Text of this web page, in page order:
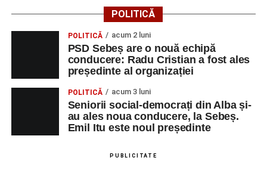
POLITICĂ
POLITICĂ acum 2 luni
PSD Sebeș are o nouă echipă
conducere: Radu Cristian a fost ales
președinte al organizației
POLITICĂ acum 3 luni
Seniorii social-democrați din Alba și-
au ales noua conducere, la Sebeș.
Emil Itu este noul președinte
PUBLICITATE